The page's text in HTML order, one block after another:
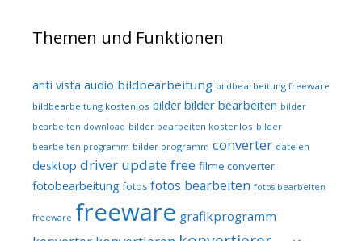
Themen und Funktionen
anti vista audio bildbearbeitung bildbearbeitung freeware
bildbearbeitung kostenlos bilder bilder bearbeiten bilder
bearbeiten download bilder bearbeiten kostenlos bilder
bearbeiten programm bilder programm converter dateien
desktop driver update free filme converter
fotobearbeitung fotos fotos bearbeiten fotos bearbeiten
freeware freeware grafikprogramm